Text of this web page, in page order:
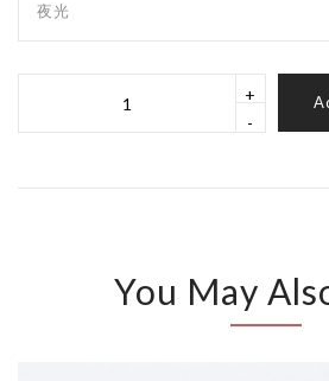
夜光
+
-
You May